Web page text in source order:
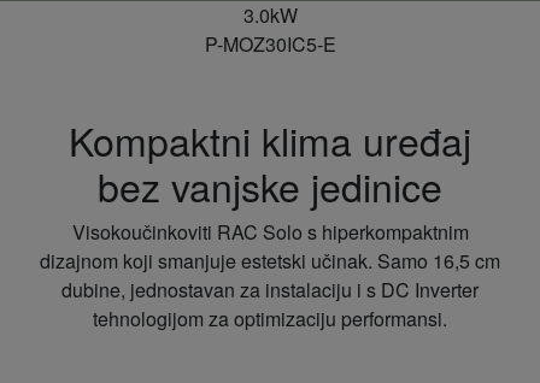
3.0kW
P-MOZ30IC5-E
Kompaktni klima uređaj
bez vanjske jedinice
Visokoučinkoviti RAC Solo s hiperkompaktnim
dizajnom koji smanjuje estetski učinak. Samo 16,5 cm
dubine, jednostavan za instalaciju i s DC Inverter
tehnologijom za optimizaciju performansi.